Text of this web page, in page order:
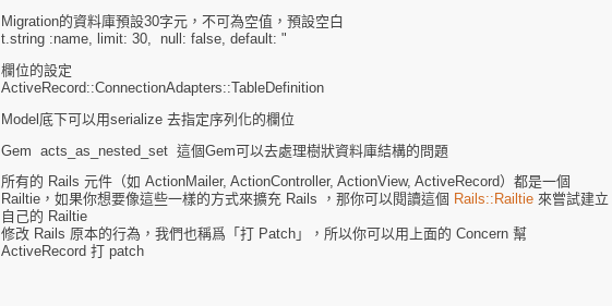
Migration的資料庫預設30字元，不可為空值，預設空白
t.string :name, limit: 30, null: false, default: "
欄位的設定
ActiveRecord::ConnectionAdapters::TableDefinition
Model底下可以用serialize 去指定序列化的欄位
Gem acts_as_nested_set 這個Gem可以去處理樹狀資料庫結構的問題
所有的 Rails 元件（如 ActionMailer, ActionController, ActionView, ActiveRecord）都是一個
Railtie，如果你想要像這些一樣的方式來擴充 Rails ，那你可以閱讀這個 Rails::Railtie 來嘗試建立
自己的 Railtie
修改 Rails 原本的行為，我們也稱爲「打 Patch」，所以你可以用上面的 Concern 幫
ActiveRecord 打 patch